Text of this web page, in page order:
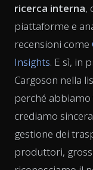
ricerca interna,
piattaforme e
recensioni come
Insights. E sì, in
Cargoson nella
perché abbiamo
crediamo
gestione dei
produttori,